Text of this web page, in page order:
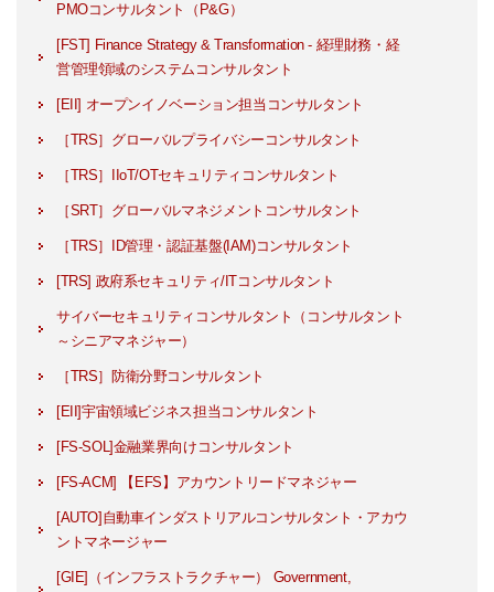
PMOコンサルタント（P&G）
[FST] Finance Strategy & Transformation - 経理財務・経
営管理領域のシステムコンサルタント
[EII] オープンイノベーション担当コンサルタント
［TRS］グローバルプライバシーコンサルタント
［TRS］IIoT/OTセキュリティコンサルタント
［SRT］グローバルマネジメントコンサルタント
［TRS］ID管理・認証基盤(IAM)コンサルタント
[TRS] 政府系セキュリティ/ITコンサルタント
サイバーセキュリティコンサルタント（コンサルタント
～シニアマネジャー）
［TRS］防衛分野コンサルタント
[EII]宇宙領域ビジネス担当コンサルタント
[FS-SOL]金融業界向けコンサルタント
[FS-ACM] 【EFS】アカウントリードマネジャー
[AUTO]自動車インダストリアルコンサルタント・アカウ
ントマネージャー
[GIE]（インフラストラクチャー） Government,